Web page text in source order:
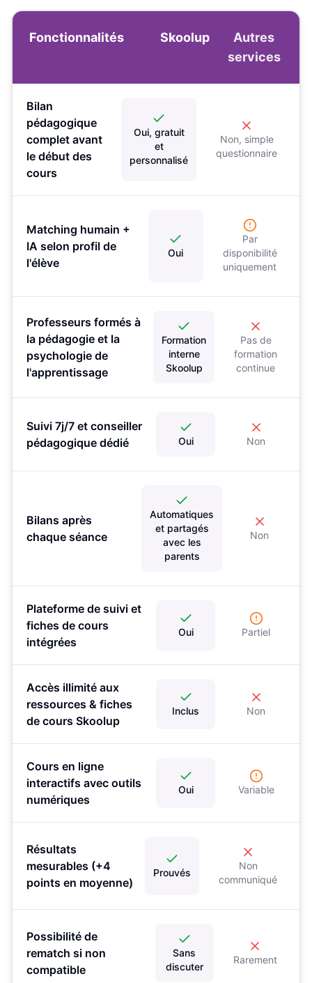
Fonctionnalités Skoolup
Autres
services
Bilan
pédagogique
complet avant
le début des
cours
Oui, gratuit
et
personnalisé
Non, simple
questionnaire
Matching humain +
IA selon profil de
l'élève
Oui
Par
disponibilité
uniquement
Professeurs formés à
la pédagogie et la
psychologie de
l'apprentissage
Formation
interne
Skoolup
Pas de
formation
continue
Suivi 7j/7 et conseiller
pédagogique dédié
Oui Non
Bilans après
chaque séance
Automatiques
et partagés
avec les
parents
Non
Plateforme de suivi et
fiches de cours
intégrées
Oui Partiel
Accès illimité aux
ressources & fiches
de cours Skoolup
Inclus Non
Cours en ligne
interactifs avec outils
numériques
Oui Variable
Résultats
mesurables (+4
points en moyenne)
Prouvés
Non
communiqué
Possibilité de
rematch si non
compatible
Sans
discuter
Rarement